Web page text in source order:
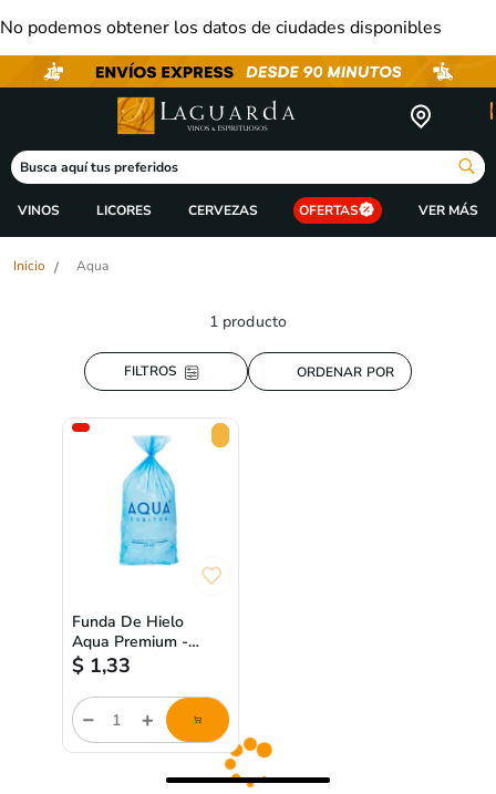
No podemos obtener los datos de ciudades disponibles
Busca aquí tus preferidos
VINOS LICORES CERVEZAS OFERTAS
Aqua
1 producto
ORDENAR POR
Funda De Hielo
Aqua Premium -
2.5kg
$ 1,33
Cantidad
de
producto